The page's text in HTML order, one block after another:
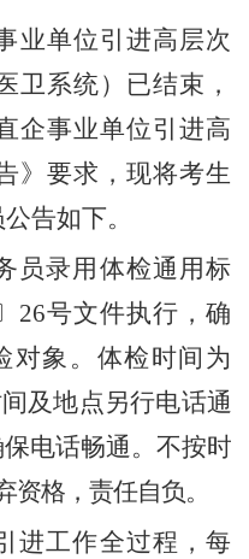
业单位引进高层次
卫系统） 已结束，
企事业单位引进高
》要求，现将考生
告如下。
员录用体检通用标
26号文件执行，确
象。 体检时间为
及地点另行电话通
电话畅通。不按时
格，责任自负。
进工作全过程，每